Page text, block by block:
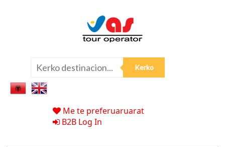
Me te preferuaruarat
B2B Log In